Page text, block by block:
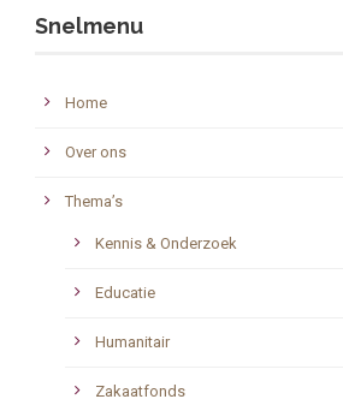
Snelmenu
Home
Over ons
Thema’s
Kennis & Onderzoek
Educatie
Humanitair
Zakaatfonds